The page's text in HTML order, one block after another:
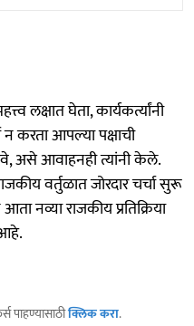
लक्षात घेता, कार्यकर्त्यांनी
करता आपल्या पक्षाची
असे आवाहनही त्यांनी केले.
वर्तुळात जोरदार चर्चा सुरू
नव्या राजकीय प्रतिक्रिया
पाहण्यासाठीक्लिक करा.